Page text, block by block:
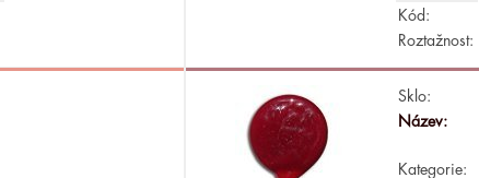
Kód:
Roztažnost:
Sklo:
Název:
Kategorie: